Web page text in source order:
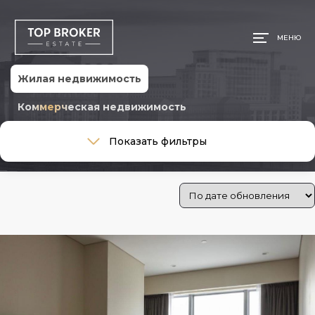
МЕНЮ
Жилая недвижимость
Коммерческая недвижимость
Тип сделки
Показать фильтры